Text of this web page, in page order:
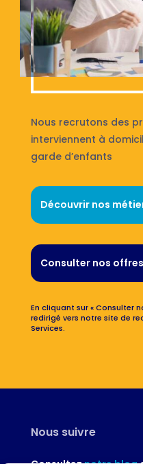
Nous recrutons des
interviennent à
garde d’enfants
Découvrir nos
Consulter nos
En cliquant sur « Consulter
redirigé vers notre site de
Services.
Nous suivre